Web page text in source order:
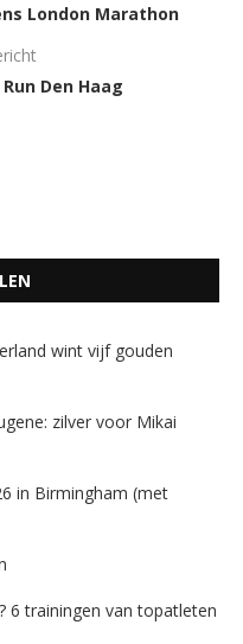
London Marathon
Den Haag
wint vijf gouden
zilver voor Mikai
in Birmingham (met
6 trainingen van topatleten